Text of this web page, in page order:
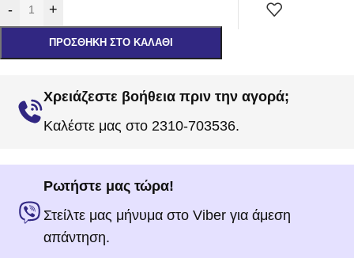
- +
ΠΡΟΣΘΉΚΗ ΣΤΟ ΚΑΛΆΘΙ
Χρειάζεστε βοήθεια πριν την αγορά;
Καλέστε μας στο 2310-703536.
Ρωτήστε μας τώρα!
Στείλτε μας μήνυμα στο Viber για άμεση
απάντηση.